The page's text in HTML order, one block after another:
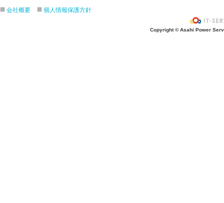
会社概要 個人情報保護方針
Copyright © Asahi Power